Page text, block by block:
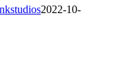
2022-10-